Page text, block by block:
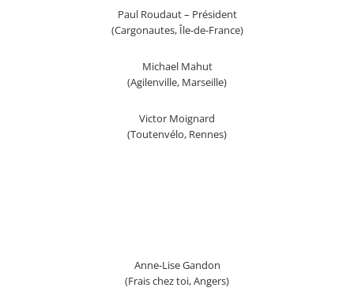
Paul Roudaut – Président
(Cargonautes, Île-de-France)
Michael Mahut
(Agilenville, Marseille)
Victor Moignard
(Toutenvélo, Rennes)
Anne-Lise Gandon
(Frais chez toi, Angers)